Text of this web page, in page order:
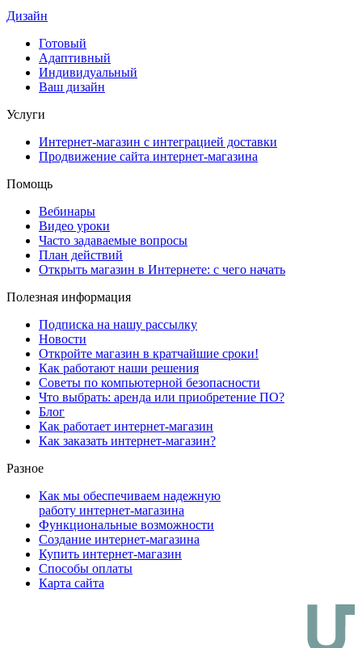
Дизайн
Готовый
Адаптивный
Индивидуальный
Ваш дизайн
Услуги
Интернет-магазин с интеграцией доставки
Продвижение сайта интернет-магазина
Помощь
Вебинары
Видео уроки
Часто задаваемые вопросы
План действий
Открыть магазин в Интернете: с чего начать
Полезная информация
Подписка на нашу рассылку
Новости
Откройте магазин в кратчайшие сроки!
Как работают наши решения
Советы по компьютерной безопасности
Что выбрать: аренда или приобретение ПО?
Блог
Как работает интернет-магазин
Как заказать интернет-магазин?
Разное
Как мы обеспечиваем надежную
работу интернет-магазина
Функциональные возможности
Создание интернет-магазина
Купить интернет-магазин
Способы оплаты
Карта сайта